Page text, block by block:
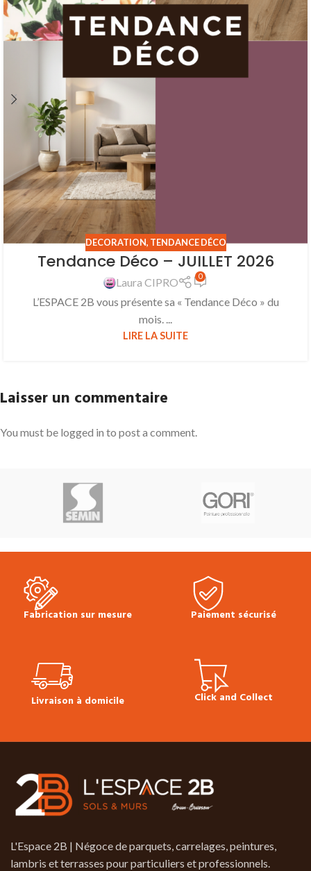
DECORATION, TENDANCE DÉCO
Tendance Déco – JUILLET 2026
Laura CIPRO 0
L’ESPACE 2B vous présente sa « Tendance Déco » du
mois. ...
LIRE LA SUITE
Laisser un commentaire
You must be logged in to post a comment.
Fabrication sur mesure Paiement sécurisé
Livraison à domicile Click and Collect
L'Espace 2B | Négoce de parquets, carrelages, peintures,
lambris et terrasses pour particuliers et professionnels.